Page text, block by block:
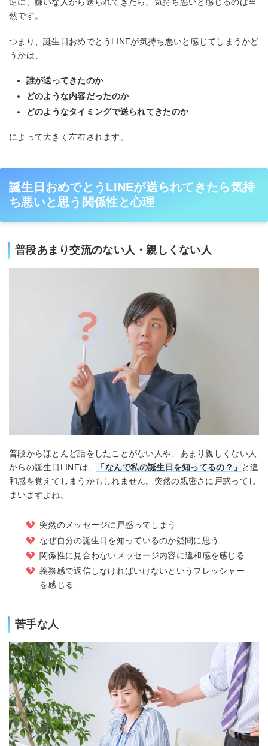
然です。
つまり、誕生日おめでとうLINEが気持ち悪いと感じてしまうかど
うかは、
誰が送ってきたのか
どのような内容だったのか
どのようなタイミングで送られてきたのか
によって大きく左右されます。
誕生日おめでとうLINEが送られてきたら気持
ち悪いと思う関係性と心理
普段あまり交流のない人・親しくない人
普段からほとんど話をしたことがない人や、あまり親しくない人
からの誕生日LINEは、
「なんで私の誕生日を知ってるの？」 と違
和感を覚えてしまうかもしれません。突然の親密さに戸惑ってし
まいますよね。
突然のメッセージに戸惑ってしまう
なぜ自分の誕生日を知っているのか疑問に思う
関係性に見合わないメッセージ内容に違和感を感じる
義務感で返信しなければいけないというプレッシャー
を感じる
苦手な人